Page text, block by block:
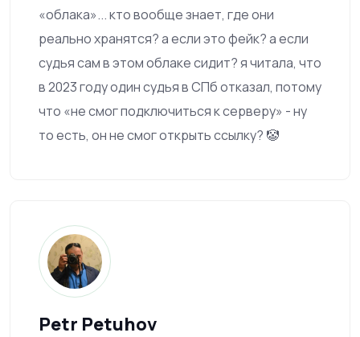
«облака»... кто вообще знает, где они
реально хранятся? а если это фейк? а если
судья сам в этом облаке сидит? я читала, что
в 2023 году один судья в СПб отказал, потому
что «не смог подключиться к серверу» - ну
то есть, он не смог открыть ссылку? 🤡
Petr Petuhov